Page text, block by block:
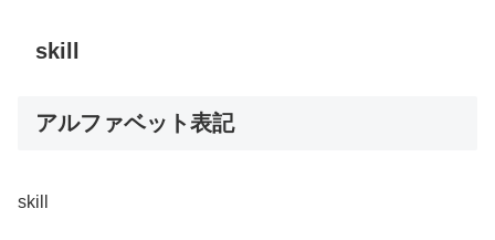
skill
アルファベット表記
skill